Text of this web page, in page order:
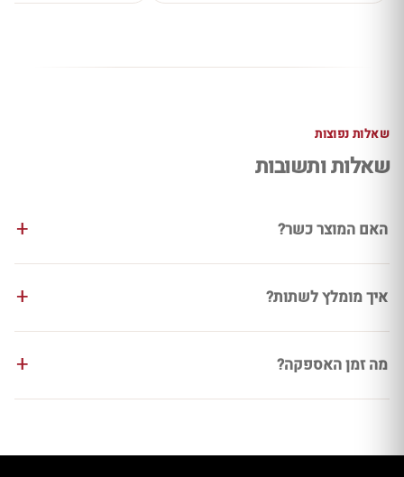
שאלות נפוצות
שאלות ותשובות
האם המוצר כשר?
איך מומלץ לשתות?
מה זמן האספקה?